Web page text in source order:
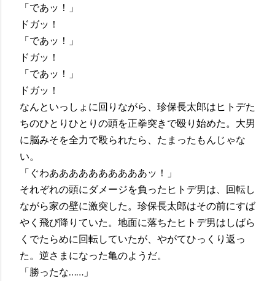
「であッ！」
ドガッ！
「であッ！」
ドガッ！
「であッ！」
ドガッ！
なんといっしょに回りながら、珍保長太郎はヒトデた
ちのひとりひとりの頭を正拳突きで殴り始めた。大男
に脳みそを全力で殴られたら、たまったもんじゃな
い。
「ぐわああああああああああッ！」
それぞれの頭にダメージを負ったヒトデ男は、回転し
ながら家の壁に激突した。珍保長太郎はその前にすば
やく飛び降りていた。地面に落ちたヒトデ男はしばら
くでたらめに回転していたが、やがてひっくり返っ
た。逆さまになった亀のようだ。
「勝ったな……」